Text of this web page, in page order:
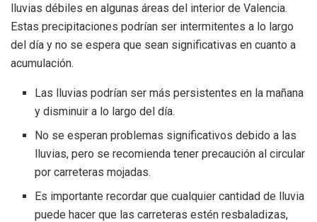
lluvias débiles en algunas áreas del interior de Valencia.
Estas precipitaciones podrían ser intermitentes a lo largo
del día y no se espera que sean significativas en cuanto a
acumulación.
Las lluvias podrían ser más persistentes en la mañana
y disminuir a lo largo del día.
No se esperan problemas significativos debido a las
lluvias, pero se recomienda tener precaución al circular
por carreteras mojadas.
Es importante recordar que cualquier cantidad de lluvia
puede hacer que las carreteras estén resbaladizas,